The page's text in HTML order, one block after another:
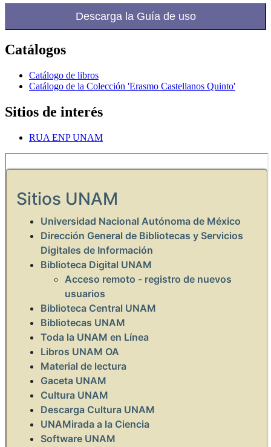
Descarga la Guía de uso
Catálogos
Catálogo de libros
Catálogo de la Colección 'Erasmo Castellanos Quinto'
Sitios de interés
RUA ENP UNAM